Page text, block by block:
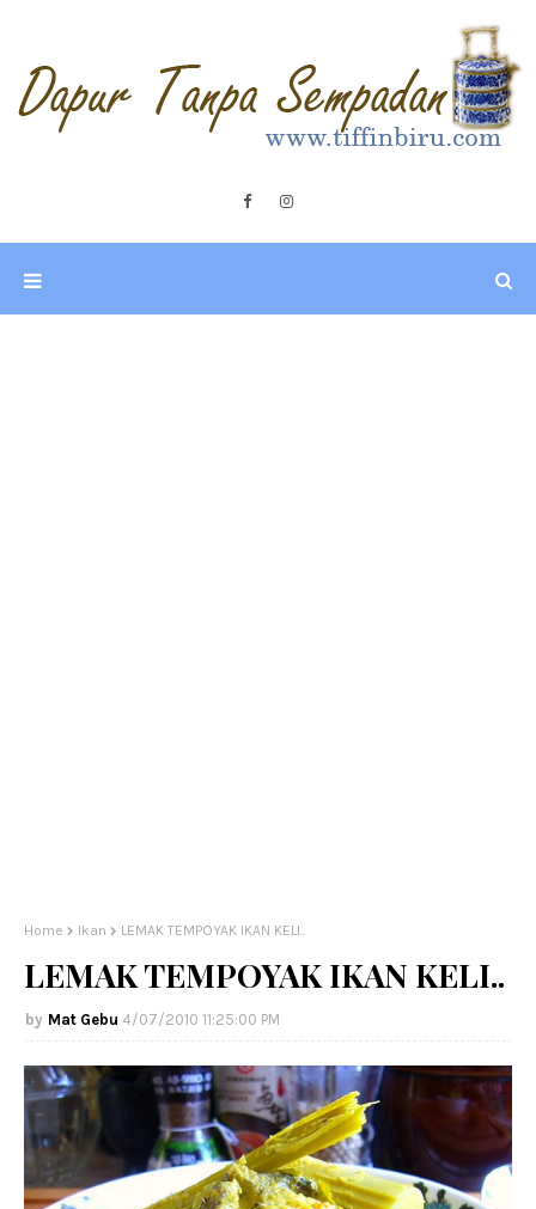
Home Ikan LEMAK TEMPOYAK IKAN KELI..
LEMAK TEMPOYAK IKAN KELI..
Mat Gebu 4/07/2010 11:25:00 PM